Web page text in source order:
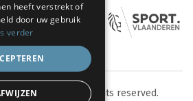
- All rights reserved.
heeft verstrekt of
door uw gebruik
verder